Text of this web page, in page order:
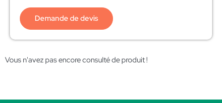
Demande de devis
Vous n'avez pas encore consulté de produit !